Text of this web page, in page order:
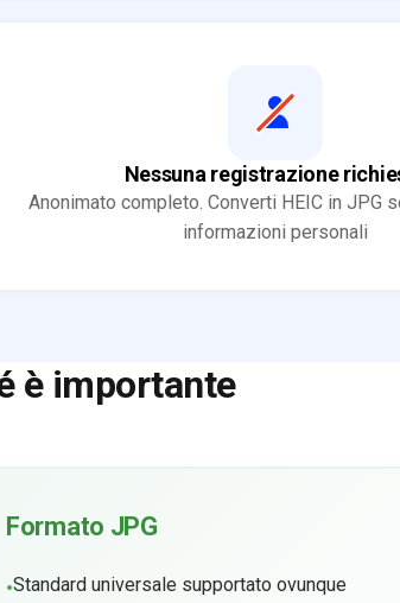
Nessuna registrazione
Anonimato completo. Converti HEIC in JPG
informazioni personali
è importante
Formato JPG
•Standard universale supportato ovunque